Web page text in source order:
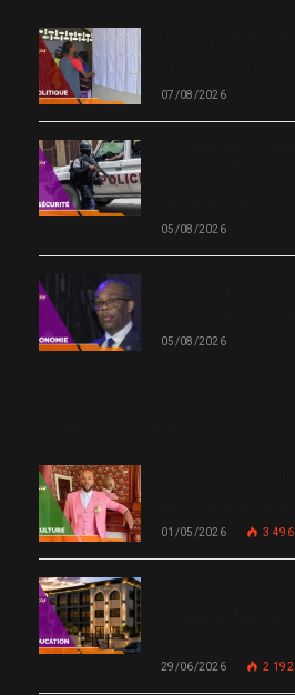
07/08/2026
05/08/2026
05/08/2026
01/05/2026 3 496
29/06/2026 2 192